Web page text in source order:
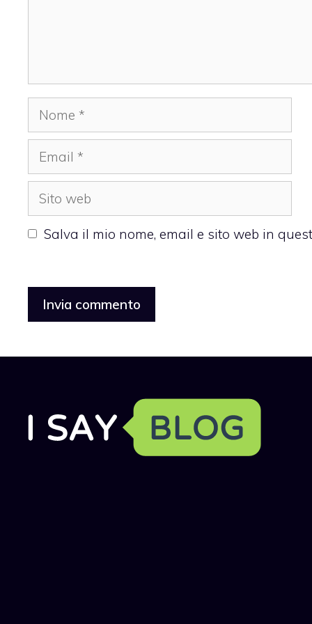
Nome
Email
Sito
web
Salva il mio nome, email e sito web in